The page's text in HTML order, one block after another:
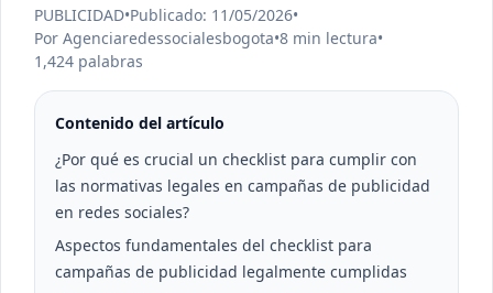
PUBLICIDAD•Publicado: 11/05/2026•
Por Agenciaredessocialesbogota•8 min lectura•
1,424 palabras
Contenido del artículo
¿Por qué es crucial un checklist para cumplir con
las normativas legales en campañas de publicidad
en redes sociales?
Aspectos fundamentales del checklist para
campañas de publicidad legalmente cumplidas